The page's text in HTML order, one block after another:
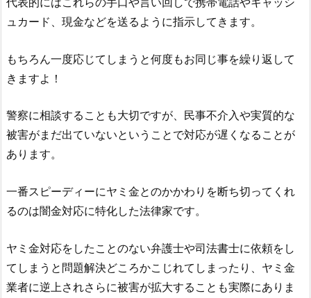
ュカード、現金などを送るように指示してきます。
もちろん一度応じてしまうと何度もお同じ事を繰り返して
きますよ！
警察に相談することも大切ですが、民事不介入や実質的な
被害がまだ出ていないということで対応が遅くなることが
あります。
一番スピーディーにヤミ金とのかかわりを断ち切ってくれ
るのは闇金対応に特化した法律家です。
ヤミ金対応をしたことのない弁護士や司法書士に依頼をし
てしまうと問題解決どころかこじれてしまったり、ヤミ金
業者に逆上されさらに被害が拡大することも実際にありま